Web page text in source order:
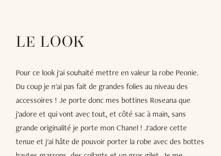
LE LOOK
Pour ce look j'ai souhaité mettre en valeur la robe Peonie.
Du coup je n'ai pas fait de grandes folies au niveau des
accessoires ! Je porte donc mes bottines Roseana que
j'adore et qui vont avec tout, et côté sac à main, sans
grande originalité je porte mon Chanel ! J'adore cette
tenue et j'ai hâte de pouvoir porter la robe avec des bottes